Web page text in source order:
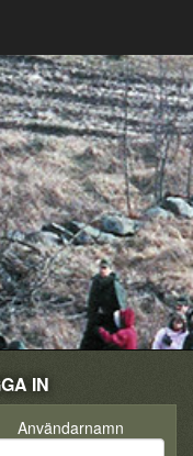
IN
Användarnamn